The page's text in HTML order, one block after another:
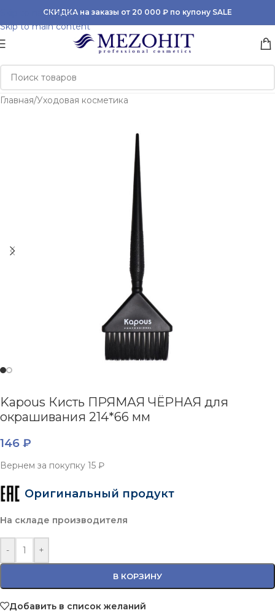
Skip to navigation
Skip to main content
СКИДКА на заказы от 20 000 ₽ по купону SALE
Главная/Уходовая косметика
Kapous Кисть ПРЯМАЯ ЧЁРНАЯ для
окрашивания 214*66 мм
146 ₽
Вернем за покупку 15 ₽
Оригинальный продукт
На складе производителя
- +
В КОРЗИНУ
Добавить в список желаний